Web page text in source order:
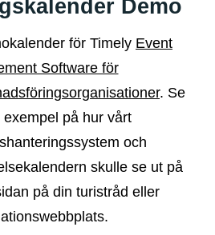
Demo
för Timely Event
Software för
. Se
exempel på hur vårt
och
skulle se ut på
på din turistråd eller